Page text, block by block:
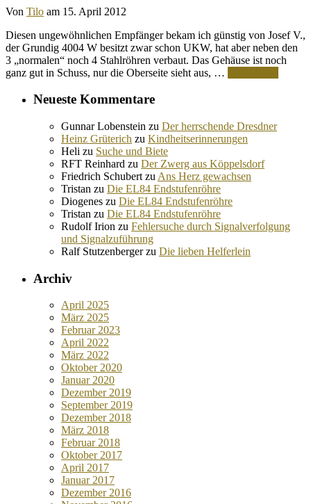
Von Tilo am 15. April 2012
Diesen ungewöhnlichen Empfänger bekam ich günstig von Josef V.,
der Grundig 4004 W besitzt zwar schon UKW, hat aber neben den
3 „normalen“ noch 4 Stahlröhren verbaut. Das Gehäuse ist noch
ganz gut in Schuss, nur die Oberseite sieht aus, …
Neueste Kommentare
Gunnar Lobenstein zu Der herrschende Dresdner
Heinz Grüterich zu Kindheitserinnerungen
Heli zu Suche und Biete
RFT Reinhard zu Der Zwerg aus Köppelsdorf
Friedrich Schubert zu Ans Herz gewachsen
Tristan zu Die EL84 Endstufenröhre
Diogenes zu Die EL84 Endstufenröhre
Tristan zu Die EL84 Endstufenröhre
Rudolf Irion zu Fehlersuche durch Signalverfolgung
und Signalzuführung
Ralf Stutzenbergerzu Die lieben Helferlein
Archiv
April 2025
März 2025
Februar 2023
April 2022
März 2022
Oktober 2020
Januar 2020
Dezember 2019
September 2019
Dezember 2018
März 2018
Februar 2018
Oktober 2017
April 2017
Januar 2017
Dezember 2016